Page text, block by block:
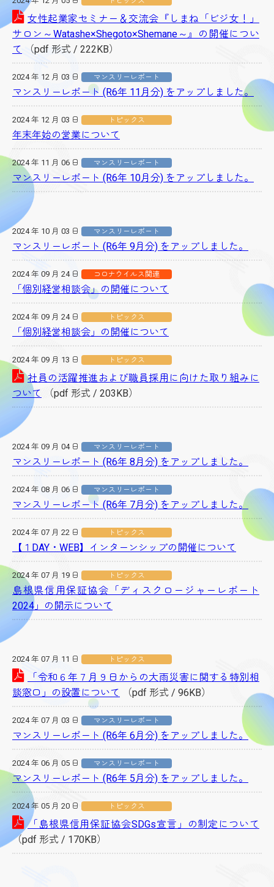
女性起業家セミナー＆交流会『しまね「ビジ女！」
サロン～Watashe×Shegoto×Shemane～』の開催につい
て （pdf 形式 / 222KB）
2024 年 12 月 03 日 マンスリーレポート
マンスリーレポート (R6年 11月分) をアップしました。
2024 年 12 月 03 日 トピックス
年末年始の営業について
2024 年 11 月 06 日 マンスリーレポート
マンスリーレポート (R6年 10月分) をアップしました。
2024 年 10 月 03 日 マンスリーレポート
マンスリーレポート (R6年 9月分) をアップしました。
2024 年 09 月 24 日 コロナウイルス関連
「個別経営相談会」の開催について
2024 年 09 月 24 日 トピックス
「個別経営相談会」の開催について
2024 年 09 月 13 日 トピックス
社員の活躍推進および職員採用に向けた取り組みに
ついて （pdf 形式 / 203KB）
2024 年 09 月 04 日 マンスリーレポート
マンスリーレポート (R6年 8月分) をアップしました。
2024 年 08 月 06 日 マンスリーレポート
マンスリーレポート (R6年 7月分) をアップしました。
2024 年 07 月 22 日 トピックス
【１DAY・WEB】インターンシップの開催について
2024 年 07 月 19 日 トピックス
島根県信用保証協会「ディスクロージャーレポート
2024」の開示について
2024 年 07 月 11 日 トピックス
「令和６年７月９日からの大雨災害に関する特別相
談窓口」の設置について （pdf 形式 / 96KB）
2024 年 07 月 03 日 マンスリーレポート
マンスリーレポート (R6年 6月分) をアップしました。
2024 年 06 月 05 日 マンスリーレポート
マンスリーレポート (R6年 5月分) をアップしました。
2024 年 05 月 20 日 トピックス
「島根県信用保証協会SDGs宣言」の制定について
（pdf 形式 / 170KB）